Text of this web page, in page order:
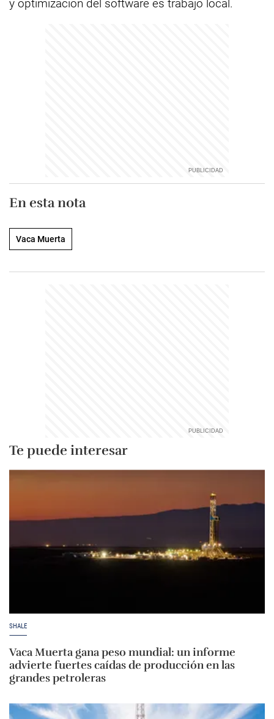
y optimización del software es trabajo local.
En esta nota
Vaca Muerta
Te puede interesar
SHALE
Vaca Muerta gana peso mundial: un informe
advierte fuertes caídas de producción en las
grandes petroleras